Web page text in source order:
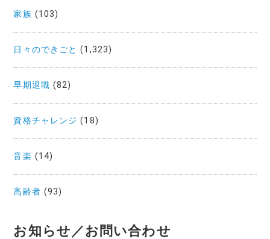
家族 (103)
日々のできごと (1,323)
早期退職 (82)
資格チャレンジ (18)
音楽 (14)
高齢者 (93)
お知らせ／お問い合わせ